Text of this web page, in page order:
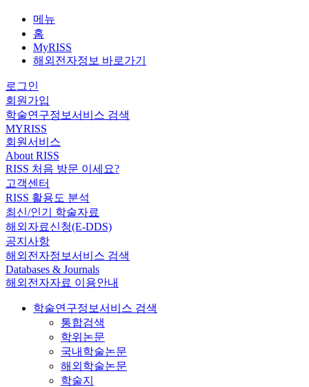
메뉴
홈
MyRISS
해외전자정보 바로가기
로그인
회원가입
학술연구정보서비스 검색
MYRISS
회원서비스
About RISS
RISS 처음 방문 이세요?
고객센터
RISS 활용도 분석
최신/인기 학술자료
해외자료신청(E-DDS)
공지사항
해외전자정보서비스 검색
Databases & Journals
해외전자자료 이용안내
학술연구정보서비스 검색
통합검색
학위논문
국내학술논문
해외학술논문
학술지